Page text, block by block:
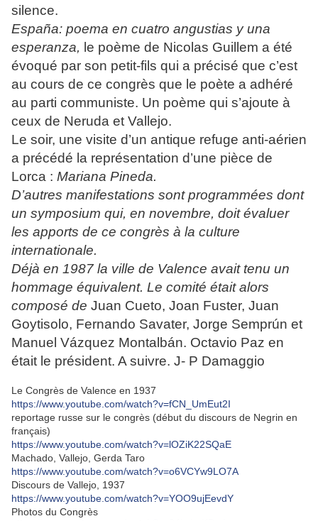
silence.
España: poema en cuatro angustias y una
esperanza, le poème de Nicolas Guillem a été
évoqué par son petit-fils qui a précisé que c’est
au cours de ce congrès que le poète a adhéré
au parti communiste. Un poème qui s’ajoute à
ceux de Neruda et Vallejo.
Le soir, une visite d’un antique refuge anti-aérien
a précédé la représentation d’une pièce de
Lorca : Mariana Pineda.
D’autres manifestations sont programmées dont
un symposium qui, en novembre, doit évaluer
les apports de ce congrès à la culture
internationale.
Déjà en 1987 la ville de Valence avait tenu un
hommage équivalent. Le comité était alors
composé de Juan Cueto, Joan Fuster, Juan
Goytisolo, Fernando Savater, Jorge Semprún et
Manuel Vázquez Montalbán. Octavio Paz en
était le président. A suivre. J- P Damaggio
Le Congrès de Valence en 1937
https://www.youtube.com/watch?v=fCN_UmEut2I
reportage russe sur le congrès (début du discours de Negrin en
français)
https://www.youtube.com/watch?v=lOZiK22SQaE
Machado, Vallejo, Gerda Taro
https://www.youtube.com/watch?v=o6VCYw9LO7A
Discours de Vallejo, 1937
https://www.youtube.com/watch?v=YOO9ujEevdY
Photos du Congrès